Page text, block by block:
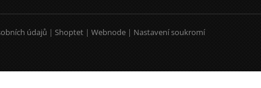
údajů | Shoptet | Webnode | Nastavení soukromí